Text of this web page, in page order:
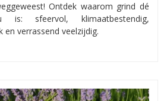
Ontdek waarom grind dé
sfeervol, klimaatbestendig,
en verrassend veelzijdig.